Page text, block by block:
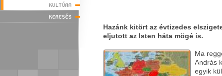
Hazánk kitört az évtizedes
eljutott az Isten háta mögé is.
Ma
András
egyik